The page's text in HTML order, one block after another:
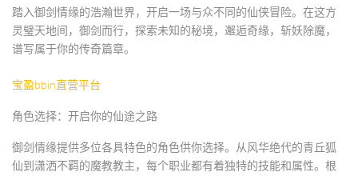
踏入御剑情缘的浩瀚世界，开启一场与众不同的仙侠冒险。在这方
灵璧天地间，御剑而行，探索未知的秘境，邂逅奇缘，斩妖除魔，
谱写属于你的传奇篇章。
宝盈bbin直营平台
角色选择：开启你的仙途之路
御剑情缘提供多位各具特色的角色供你选择。从风华绝代的青丘狐
仙到潇洒不羁的魔教教主，每个职业都有着独特的技能和属性。根